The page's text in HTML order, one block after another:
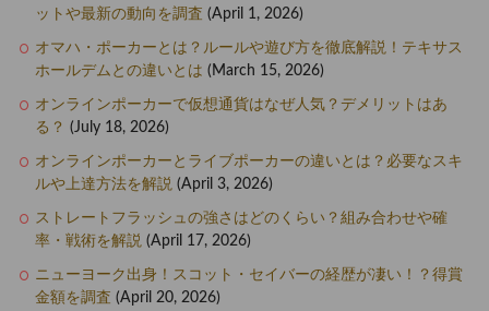
ットや最新の動向を調査 (April 1, 2026)
オマハ・ポーカーとは？ルールや遊び方を徹底解説！テキサス
ホールデムとの違いとは (March 15, 2026)
オンラインポーカーで仮想通貨はなぜ人気？デメリットはあ
る？ (July 18, 2026)
オンラインポーカーとライブポーカーの違いとは？必要なスキ
ルや上達方法を解説 (April 3, 2026)
ストレートフラッシュの強さはどのくらい？組み合わせや確
率・戦術を解説 (April 17, 2026)
ニューヨーク出身！スコット・セイバーの経歴が凄い！？得賞
金額を調査 (April 20, 2026)